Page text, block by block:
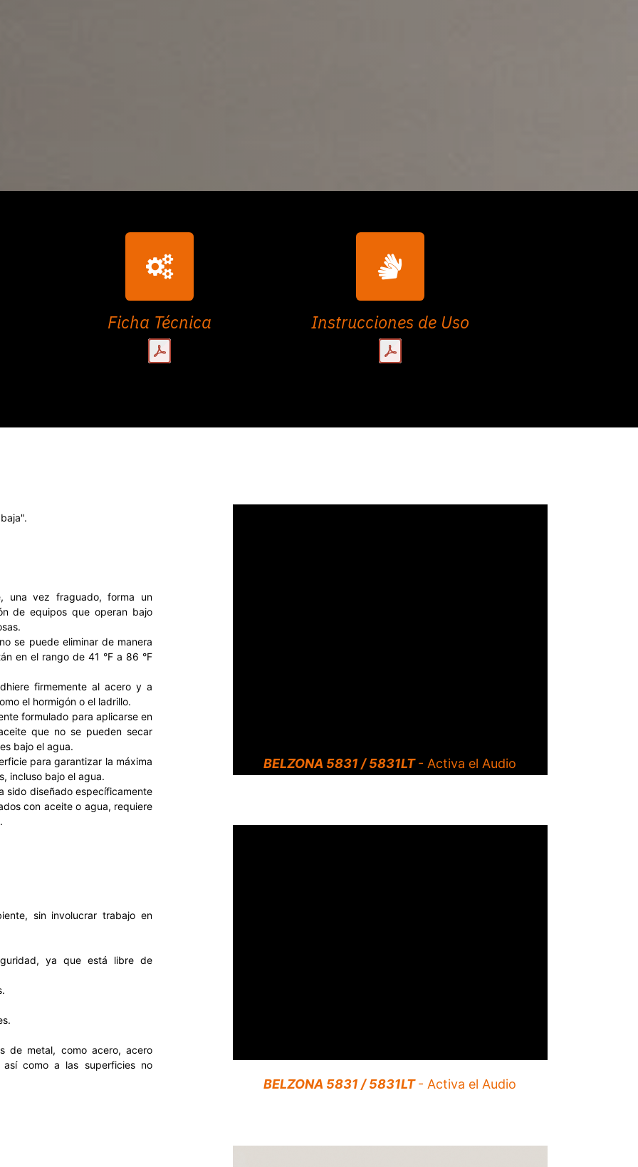
Instrucciones de Uso
Ficha Técnica
una vez fraguado, forma un
de equipos que operan bajo
se puede eliminar de manera
en el rango de 41 °F a 86 °F
firmemente al acero y a
el hormigón o el ladrillo.
formulado para aplicarse en
que no se pueden secar
bajo el agua.
para garantizar la máxima
incluso bajo el agua.
sido diseñado específicamente
con aceite o agua, requiere
sin involucrar trabajo en
ya que está libre de
de metal, como acero, acero
así como a las superficies no
BELZONA 5831 / 5831LT - Activa el Audio
BELZONA 5831 / 5831LT - Activa el Audio